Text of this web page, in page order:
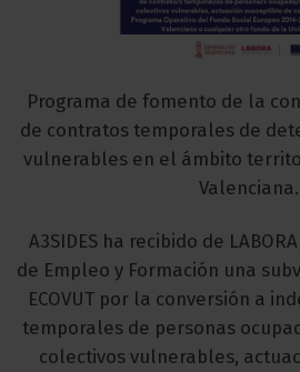
Programa de fomento de la
de contratos temporales de
vulnerables en el ámbito
Valenciana.
A3SIDES ha recibido de
de Empleo y Formación una
ECOVUT por la conversión a
temporales de personas
colectivos vulnerables,